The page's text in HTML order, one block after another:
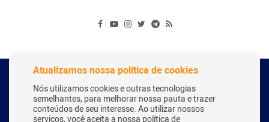
Copyright Webitcoin 2018 - Todos os Direitos Reservados
Atualizamos nossa política de cookies
Nós utilizamos cookies e outras tecnologias
semelhantes, para melhorar nossa pauta e trazer
conteúdos de seu interesse. Ao utilizar nossos
serviços, você aceita a nossa política de